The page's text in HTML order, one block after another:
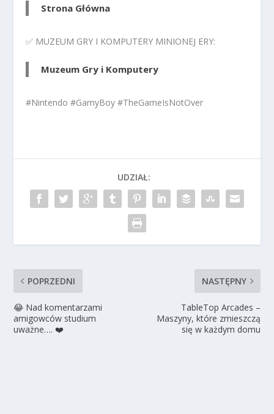
Strona Główna
✅ MUZEUM GRY I KOMPUTERY MINIONEJ ERY:
Muzeum Gry i Komputery
#Nintendo #GamyBoy #TheGameIsNotOver
UDZIAŁ:
POPRZEDNI
😂 Nad komentarzami
amigowców studium
uważne…. ❤️
NASTĘPNY
TableTop Arcades –
Maszyny, które zmieszczą
się w każdym domu